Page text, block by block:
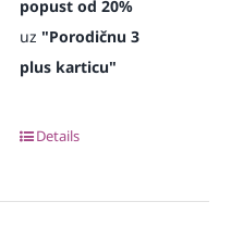
popust od 20%
uz"Porodičnu 3
plus karticu"
Details